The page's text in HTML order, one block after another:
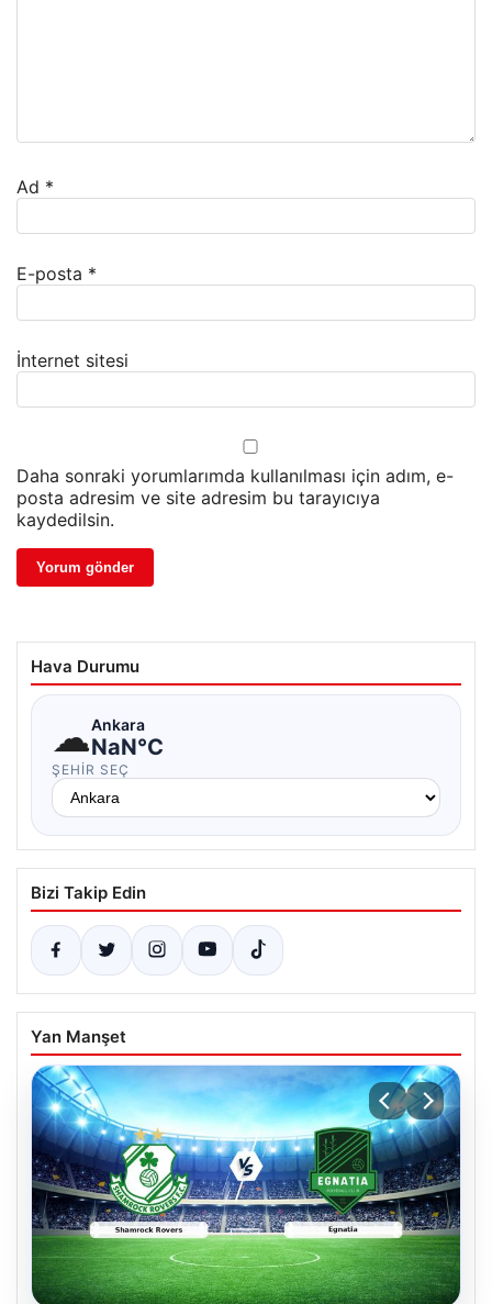
Ad *
E-posta *
İnternet sitesi
Daha sonraki yorumlarımda kullanılması için adım, e-
posta adresim ve site adresim bu tarayıcıya
kaydedilsin.
Hava Durumu
☁Ankara
NaN°C
ŞEHIR SEÇ
Bizi Takip Edin
Yan Manşet